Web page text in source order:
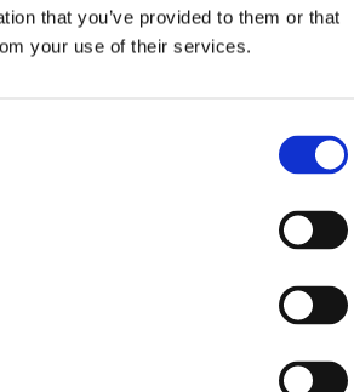
that you’ve provided to them or that
your use of their services.